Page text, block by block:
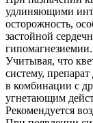
удлиняющими
осторожность,
застойной
гипомагнезиемии.
Учитывая, что
систему,
в комбинации с
угнетающим
Рекомендуется